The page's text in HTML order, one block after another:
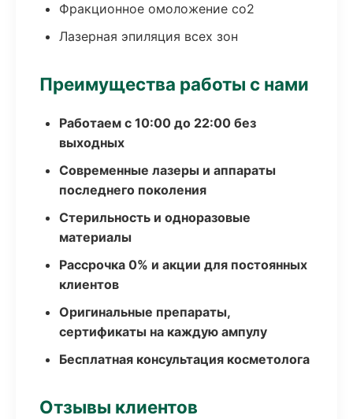
Фракционное омоложение co2
Лазерная эпиляция всех зон
Преимущества работы с нами
Работаем с 10:00 до 22:00 без
выходных
Современные лазеры и аппараты
последнего поколения
Стерильность и одноразовые
материалы
Рассрочка 0% и акции для постоянных
клиентов
Оригинальные препараты,
сертификаты на каждую ампулу
Бесплатная консультация косметолога
Отзывы клиентов